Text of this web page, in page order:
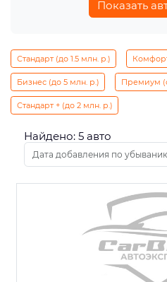
Показать
Стандарт (до 1.5 млн. р.)
Бизнес (до 5 млн. р.) Премиум
Стандарт + (до 2 млн. р.)
Найдено: 5 авто